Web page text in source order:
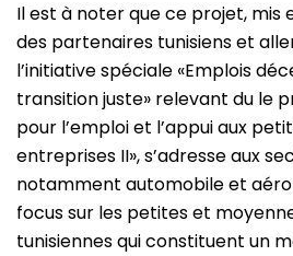
Il est à noter que ce projet,
des partenaires tunisiens et
l’initiative spéciale «Emplois
transition juste» relevant du le
pour l’emploi et l’appui aux
entreprises II», s’adresse aux
notamment automobile et
focus sur les petites et
tunisiennes qui constituent un